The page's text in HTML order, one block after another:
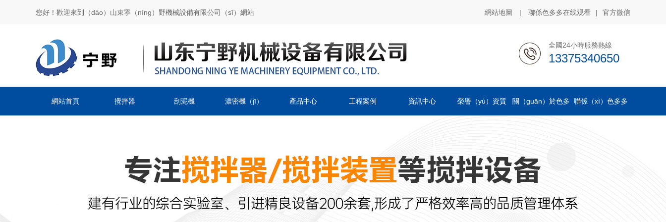
您好！歡迎來到（dào）山東寧（níng）野機械設備有限公司（sī）網站 網站地圖 | 聯係色多多在线观看 | 官方微信
全國24小時服務熱線
13375340650
網站首頁 攪拌器 刮泥機 濃密機（jī） 產品中心 工程案例 資訊中心 榮譽（yù）資質 關（guān）於色多 聯係（xì）色多多